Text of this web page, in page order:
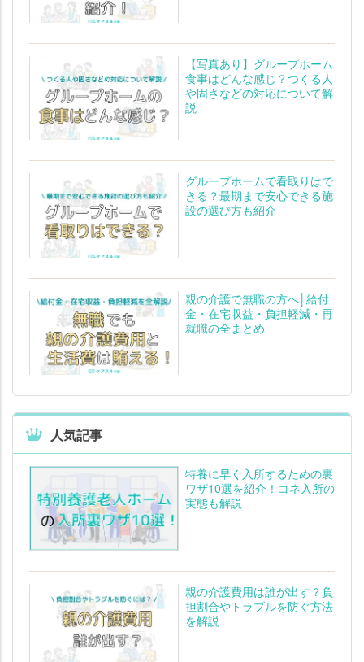
【写真あり】グループホーム
食事はどんな感じ？つくる人
や固さなどの対応について解
説
グループホームで看取りはで
きる？最期まで安心できる施
設の選び方も紹介
親の介護で無職の方へ│給付
金・在宅収益・負担軽減・再
就職の全まとめ
人気記事
特養に早く入所するための裏
ワザ10選を紹介！コネ入所の
実態も解説
親の介護費用は誰が出す？負
担割合やトラブルを防ぐ方法
を解説